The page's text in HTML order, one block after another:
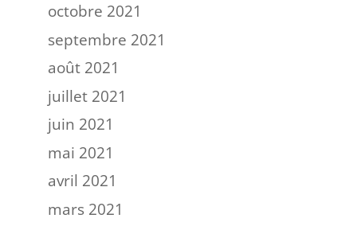
octobre 2021
septembre 2021
août 2021
juillet 2021
juin 2021
mai 2021
avril 2021
mars 2021